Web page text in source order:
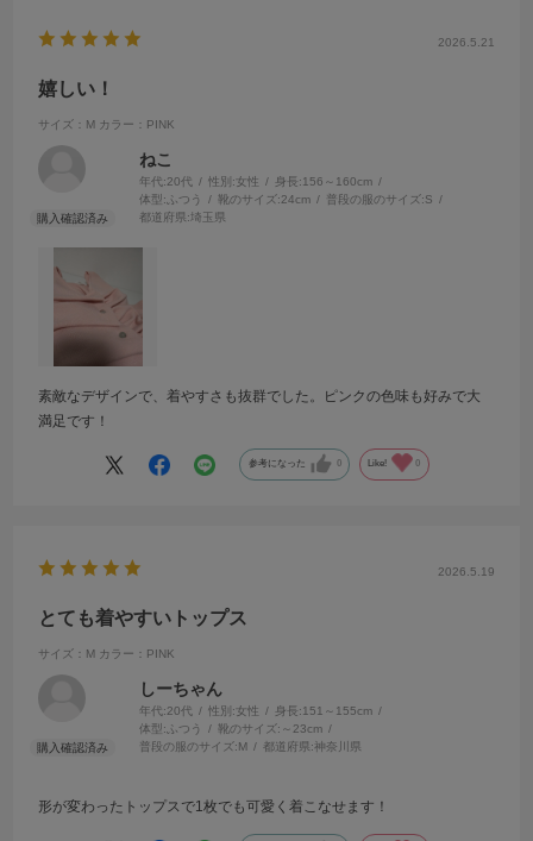
2026.5.21
嬉しい！
サイズ：M カラー：PINK
ねこ
年代:20代 性別:女性 身長:156～160cm
体型: ふつう 靴のサイズ:24cm 普段の服のサイズ:S
都道府県:埼玉県
素敵なデザインで、着やすさも抜群でした。ピンクの色味も好みで大
満足です！
参考になった 0 Like! 0
2026.5.19
とても着やすいトップス
サイズ：M カラー：PINK
しーちゃん
年代:20代 性別:女性 身長:151～155cm
体型: ふつう 靴のサイズ: ～23cm
普段の服のサイズ:M 都道府県:神奈川県
形が変わったトップスで1枚でも可愛く着こなせます！